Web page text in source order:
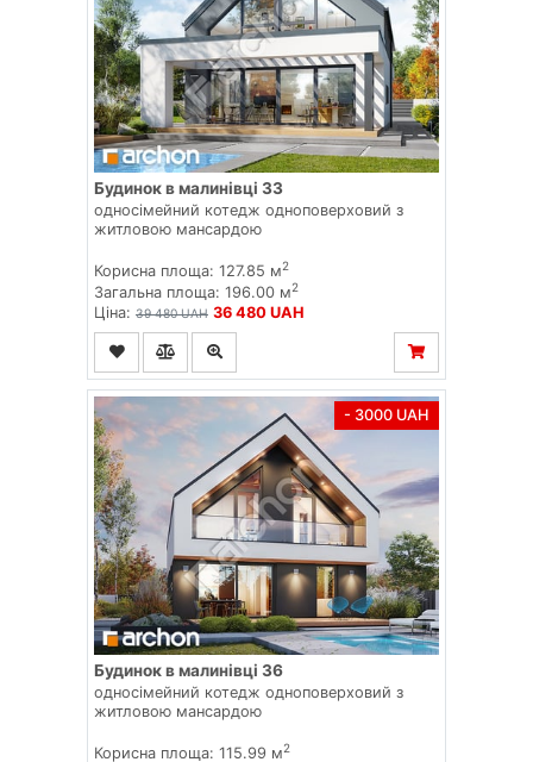
Будинок в малинівці 33
односімейний котедж одноповерховий з
житловою мансардою
Корисна площа: 127.85 м2
Загальна площа: 196.00 м2
Ціна: 39 480 UAH 36 480 UAH
- 3000 UAH
Будинок в малинівці 36
односімейний котедж одноповерховий з
житловою мансардою
Корисна площа: 115.99 м2